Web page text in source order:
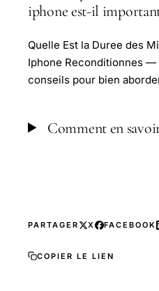
iphone est-il
Quelle Est la Duree des
Iphone Reconditionnes
conseils pour bien
Comment en
PARTAGER X FACEBOOK
COPIER LE LIEN